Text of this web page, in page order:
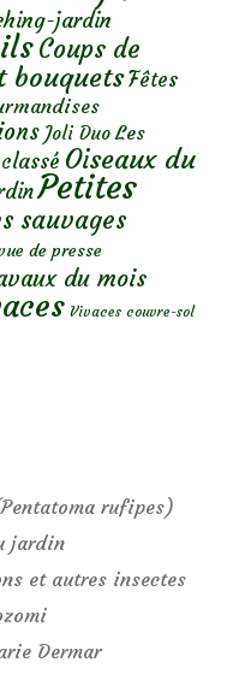
jardin
Coups de
bouquetsFêtes
Joli Duo Les
Oiseaux du
Petites
sauvages
de presse
du mois
Vivaces couvre-sol
rufipes)
jardin
et autres insectes
Dermar